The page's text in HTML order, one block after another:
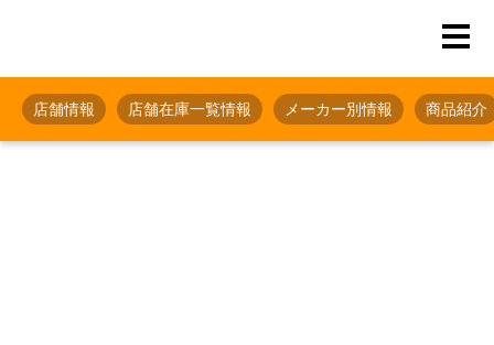
店舗情報 店舗在庫一覧情報 メーカー別情報 商品紹介